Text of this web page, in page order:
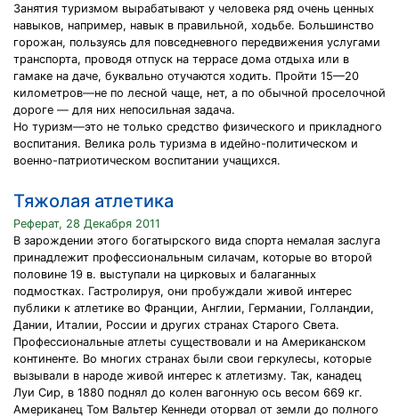
Занятия туризмом вырабатывают у человека ряд очень ценных
навыков, например, навык в правильной, ходьбе. Большинство
горожан, пользуясь для повседневного передвижения услугами
транспорта, проводя отпуск на террасе дома отдыха или в
гамаке на даче, буквально отучаются ходить. Пройти 15—20
километров—не по лесной чаще, нет, а по обычной проселочной
дороге — для них непосильная задача.
Но туризм—это не только средство физического и прикладного
воспитания. Велика роль туризма в идейно-политическом и
военно-патриотическом воспитании учащихся.
Тяжолая атлетика
Реферат, 28 Декабря 2011
В зарождении этого богатырского вида спорта немалая заслуга
принадлежит профессиональным силачам, которые во второй
половине 19 в. выступали на цирковых и балаганных
подмостках. Гастролируя, они пробуждали живой интерес
публики к атлетике во Франции, Англии, Германии, Голландии,
Дании, Италии, России и других странах Старого Света.
Профессиональные атлеты существовали и на Американском
континенте. Во многих странах были свои геркулесы, которые
вызывали в народе живой интерес к атлетизму. Так, канадец
Луи Сир, в 1880 поднял до колен вагонную ось весом 669 кг.
Американец Том Вальтер Кеннеди оторвал от земли до полного